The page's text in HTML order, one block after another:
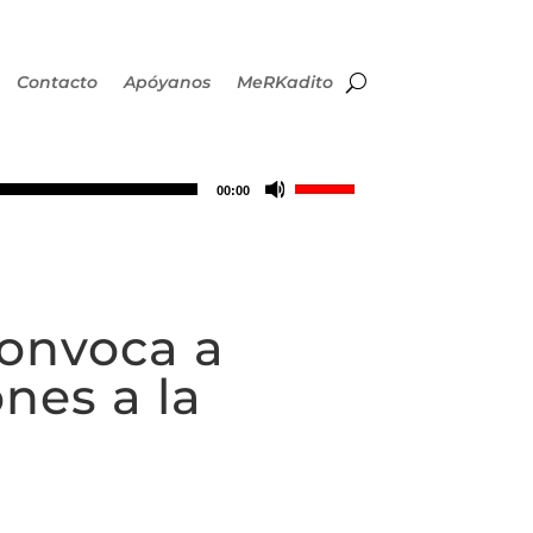
Contacto Apóyanos MeRKadito
00:00
Utiliza
a
a la